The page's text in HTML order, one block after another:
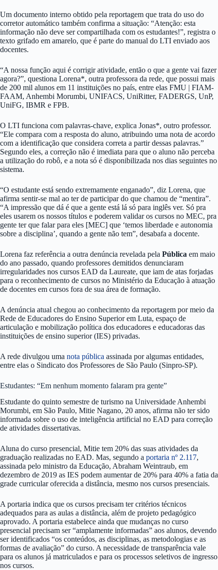
Um documento interno obtido pela reportagem que trata do uso do
corretor automático também confirma a situação: “Atenção: esta
informação não deve ser compartilhada com os estudantes!”, registra o
texto grifado em amarelo, que é parte do manual do LTI enviado aos
docentes.
“A nossa função aqui é corrigir atividade, então o que a gente vai fazer
agora?”, questiona Lorena*, outra professora da rede, que possui mais
de 200 mil alunos em 11 instituições no país, entre elas FMU | FIAM-
FAAM, Anhembi Morumbi, UNIFACS, UniRitter, FADERGS, UnP,
UniFG, IBMR e FPB.
O LTI funciona com palavras-chave, explica Jonas*, outro professor.
“Ele compara com a resposta do aluno, atribuindo uma nota de acordo
com a identificação que considera correta a partir dessas palavras.”
Segundo eles, a correção não é imediata para que o aluno não perceba
a utilização do robô, e a nota só é disponibilizada nos dias seguintes no
sistema.
“O estudante está sendo extremamente enganado”, diz Lorena, que
afirma sentir-se mal ao ter de participar do que chamou de “mentira”.
“A impressão que dá é que a gente está lá só para inglês ver. Só pra
eles usarem os nossos títulos e poderem validar os cursos no MEC, pra
gente ter que falar para eles [MEC] que ‘temos liberdade e autonomia
sobre a disciplina’, quando a gente não tem”, desabafa a docente.
Lorena faz referência a outra denúncia revelada pela Pública em maio
do ano passado, quando professores demitidos denunciaram
irregularidades nos cursos EAD da Laureate, que iam de atas forjadas
para o reconhecimento de cursos no Ministério da Educação à atuação
de docentes em cursos fora de sua área de formação.
A denúncia atual chegou ao conhecimento da reportagem por meio da
Rede de Educadores do Ensino Superior em Luta, espaço de
articulação e mobilização política dos educadores e educadoras das
instituições de ensino superior (IES) privadas.
A rede divulgou uma nota pública assinada por algumas entidades,
entre elas o Sindicato dos Professores de São Paulo (Sinpro-SP).
Estudantes: “Em nenhum momento falaram pra gente”
Estudante do quinto semestre de turismo na Universidade Anhembi
Morumbi, em São Paulo, Mitie Nagano, 20 anos, afirma não ter sido
informada sobre o uso de inteligência artificial no EAD para correção
de atividades dissertativas.
Aluna do curso presencial, Mitie tem 20% das suas atividades da
graduação realizadas no EAD. Mas, segundo a portaria nº 2.117,
assinada pelo ministro da Educação, Abraham Weintraub, em
dezembro de 2019 as IES podem aumentar de 20% para 40% a fatia da
grade curricular oferecida a distância, mesmo nos cursos presenciais.
A portaria indica que os cursos precisam ter critérios técnicos
adequados para as aulas a distância, além de projeto pedagógico
aprovado. A portaria estabelece ainda que mudanças no curso
presencial precisam ser “amplamente informadas” aos alunos, devendo
ser identificados “os conteúdos, as disciplinas, as metodologias e as
formas de avaliação” do curso. A necessidade de transparência vale
para os alunos já matriculados e para os processos seletivos de ingresso
nos cursos.